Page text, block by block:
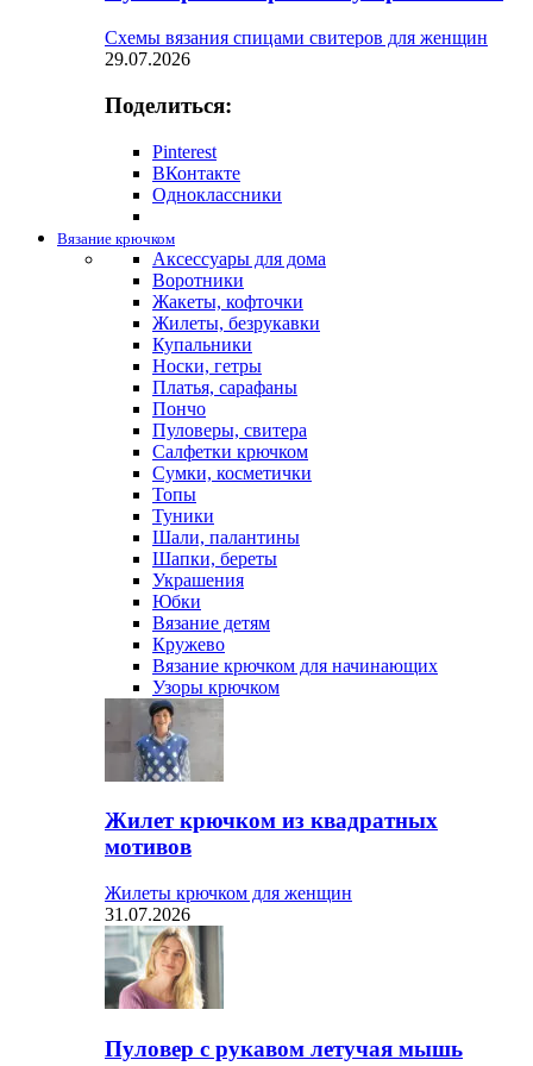
Схемы вязания спицами свитеров для женщин
29.07.2026
Поделиться:
Pinterest
ВКонтакте
Одноклассники
Вязание крючком
Аксессуары для дома
Воротники
Жакеты, кофточки
Жилеты, безрукавки
Купальники
Носки, гетры
Платья, сарафаны
Пончо
Пуловеры, свитера
Салфетки крючком
Сумки, косметички
Топы
Туники
Шали, палантины
Шапки, береты
Украшения
Юбки
Вязание детям
Кружево
Вязание крючком для начинающих
Узоры крючком
Жилет крючком из квадратных
мотивов
Жилеты крючком для женщин
31.07.2026
Пуловер с рукавом летучая мышь